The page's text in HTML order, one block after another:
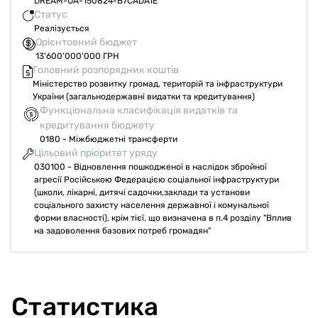
Статус
Реалізується
Орієнтовний бюджет
13'600'000'000 ГРН
Головний розпорядник коштів
Міністерство розвитку громад, територій та інфраструктури
України (загальнодержавні видатки та кредитування)
Функціональна класифікація видатків та
кредитування бюджету
0180 - Міжбюджетні трансферти
Цільовий пріоритет уряду
030100 - Відновлення пошкодженої в наслідок збройної
агресії Російською Федерацією соціальної інфраструктури
(школи, лікарні, дитячі садочки,заклади та установи
соціального захисту населення державної і комунальної
форми власності), крім тієї, що визначена в п.4 розділу "Вплив
на задоволення базових потреб громадян"
Статистика